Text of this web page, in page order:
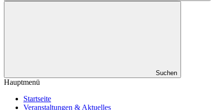
Suchen
Hauptmenü
Startseite
Veranstaltungen & Aktuelles